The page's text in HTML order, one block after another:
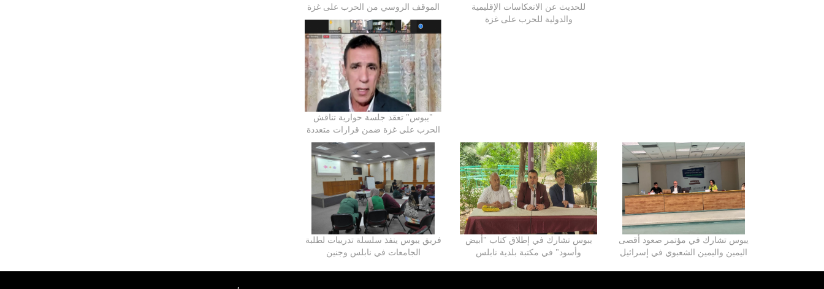
للحديث عن الانعكاسات الإقليمية
والدولية للحرب على غزة
الموقف الروسي من الحرب على غزة
"يبوس" تعقد جلسة حوارية تناقش
الحرب على غزة ضمن قرارات متعددة
يبوس تشارك في مؤتمر صعود أقصى
اليمين واليمين الشعبوي في إسرائيل
يبوس تشارك في إطلاق كتاب "أبيض
وأسود" في مكتبة بلدية نابلس
فريق يبوس ينفذ سلسلة تدريبات لطلبة
الجامعات في نابلس وجنين